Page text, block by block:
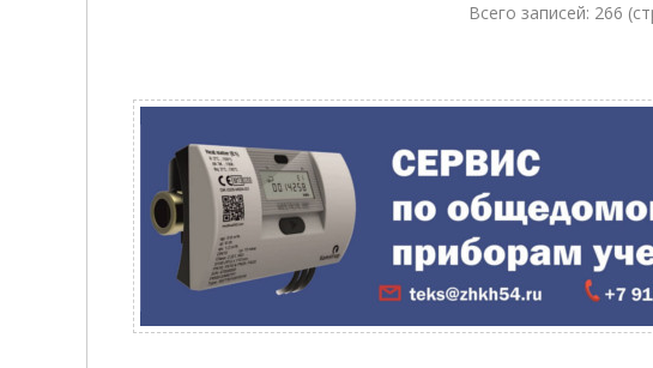
Всего записей: 266